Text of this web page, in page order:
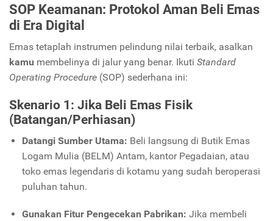
SOP Keamanan: Protokol Aman Beli Emas
di Era Digital
Emas tetaplah instrumen pelindung nilai terbaik, asalkan
kamu membelinya di jalur yang benar. Ikuti Standard
Operating Procedure (SOP) sederhana ini:
Skenario 1: Jika Beli Emas Fisik
(Batangan/Perhiasan)
Datangi Sumber Utama: Beli langsung di Butik Emas
Logam Mulia (BELM) Antam, kantor Pegadaian, atau
toko emas legendaris di kotamu yang sudah beroperasi
puluhan tahun.
Gunakan Fitur Pengecekan Pabrikan: Jika membeli